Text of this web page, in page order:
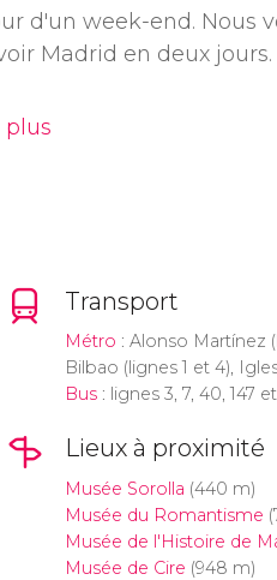
d'un week-end. Nous
Madrid en deux jours.
plus
Transport
Métro : Alonso Martínez
Bilbao (lignes 1 et 4),
Bus: lignes 3, 7, 40, 147
Lieux à proximité
Musée Sorolla (440 m)
Musée du Romantisme
Musée de l'Histoire de
Musée de Cire (948 m)